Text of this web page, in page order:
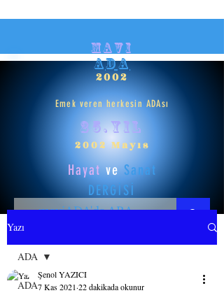
mavi
ADA
2002
Emek veren herkesin ADAsı
25.yıl
2002 Mayıs
HayatveSanat
DERGİSİ
SANAT
Yazı
ADA
ADA
Şenol YAZICI
7 Kas 2021 22 dakikada okunur